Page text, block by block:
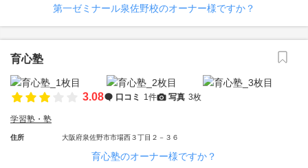
第一ゼミナール泉佐野校のオーナー様ですか？
育心塾
3.08 口コミ 1件 写真 3枚
学習塾・塾
住所 大阪府泉佐野市市場西３丁目２－３６
育心塾のオーナー様ですか？